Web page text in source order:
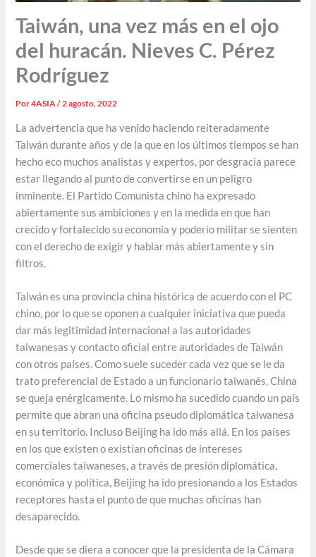
Taiwán, una vez más en el ojo
del huracán. Nieves C. Pérez
Rodríguez
Por4ASIA/2 agosto, 2022
La advertencia que ha venido haciendo reiteradamente
Taiwán durante años y de la que en los últimos tiempos se han
hecho eco muchos analistas y expertos, por desgracia parece
estar llegando al punto de convertirse en un peligro
inminente. El Partido Comunista chino ha expresado
abiertamente sus ambiciones y en la medida en que han
crecido y fortalecido su economía y poderío militar se sienten
con el derecho de exigir y hablar más abiertamente y sin
filtros.
Taiwán es una provincia china histórica de acuerdo con el PC
chino, por lo que se oponen a cualquier iniciativa que pueda
dar más legitimidad internacional a las autoridades
taiwanesas y contacto oficial entre autoridades de Taiwán
con otros países. Como suele suceder cada vez que se le da
trato preferencial de Estado a un funcionario taiwanés, China
se queja enérgicamente. Lo mismo ha sucedido cuando un país
permite que abran una oficina pseudo diplomática taiwanesa
en su territorio. Incluso Beijing ha ido más allá. En los países
en los que existen o existían oficinas de intereses
comerciales taiwaneses, a través de presión diplomática,
económica y política, Beijing ha ido presionando a los Estados
receptores hasta el punto de que muchas oficinas han
desaparecido.
Desde que se diera a conocer que la presidenta de la Cámara